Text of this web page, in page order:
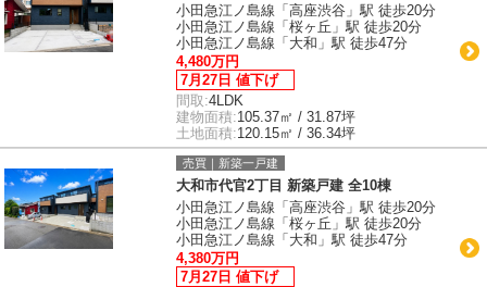
小田急江ノ島線「高座渋谷」駅 徒歩20分
小田急江ノ島線「桜ヶ丘」駅 徒歩20分
小田急江ノ島線「大和」駅 徒歩47分
4,480万円
7月27日 値下げ
間取:4LDK
建物面積:105.37㎡ / 31.87坪
土地面積:120.15㎡ / 36.34坪
売買｜新築一戸建
大和市代官2丁目 新築戸建 全10棟
小田急江ノ島線「高座渋谷」駅 徒歩20分
小田急江ノ島線「桜ヶ丘」駅 徒歩20分
小田急江ノ島線「大和」駅 徒歩47分
4,380万円
7月27日 値下げ